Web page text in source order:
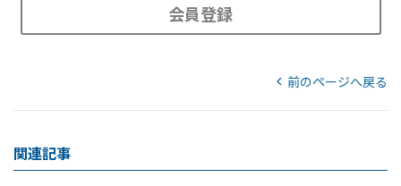
会員登録
前のページへ戻る
関連記事